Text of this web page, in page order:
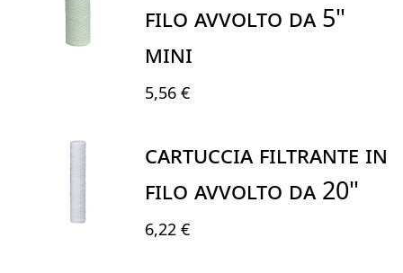
FILO AVVOLTO DA 5"
MINI
5,56 €
CARTUCCIA FILTRANTE IN
FILO AVVOLTO DA 20"
6,22 €